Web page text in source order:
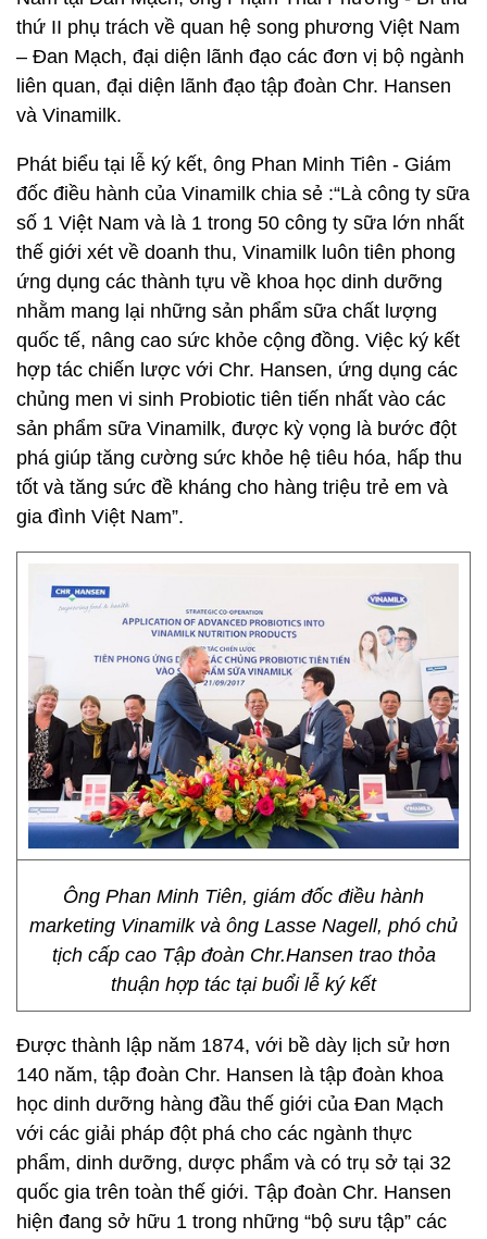
thứ II phụ trách về quan hệ song phương Việt Nam
– Đan Mạch, đại diện lãnh đạo các đơn vị bộ ngành
liên quan, đại diện lãnh đạo tập đoàn Chr. Hansen
và Vinamilk.
Phát biểu tại lễ ký kết, ông Phan Minh Tiên - Giám
đốc điều hành của Vinamilk chia sẻ :“Là công ty sữa
số 1 Việt Nam và là 1 trong 50 công ty sữa lớn nhất
thế giới xét về doanh thu, Vinamilk luôn tiên phong
ứng dụng các thành tựu về khoa học dinh dưỡng
nhằm mang lại những sản phẩm sữa chất lượng
quốc tế, nâng cao sức khỏe cộng đồng. Việc ký kết
hợp tác chiến lược với Chr. Hansen, ứng dụng các
chủng men vi sinh Probiotic tiên tiến nhất vào các
sản phẩm sữa Vinamilk, được kỳ vọng là bước đột
phá giúp tăng cường sức khỏe hệ tiêu hóa, hấp thu
tốt và tăng sức đề kháng cho hàng triệu trẻ em và
gia đình Việt Nam”.
Ông Phan Minh Tiên, giám đốc điều hành
marketing Vinamilk và ông Lasse Nagell, phó chủ
tịch cấp cao Tập đoàn Chr.Hansen trao thỏa
thuận hợp tác tại buổi lễ ký kết
Được thành lập năm 1874, với bề dày lịch sử hơn
140 năm, tập đoàn Chr. Hansen là tập đoàn khoa
học dinh dưỡng hàng đầu thế giới của Đan Mạch
với các giải pháp đột phá cho các ngành thực
phẩm, dinh dưỡng, dược phẩm và có trụ sở tại 32
quốc gia trên toàn thế giới. Tập đoàn Chr. Hansen
hiện đang sở hữu 1 trong những “bộ sưu tập” các